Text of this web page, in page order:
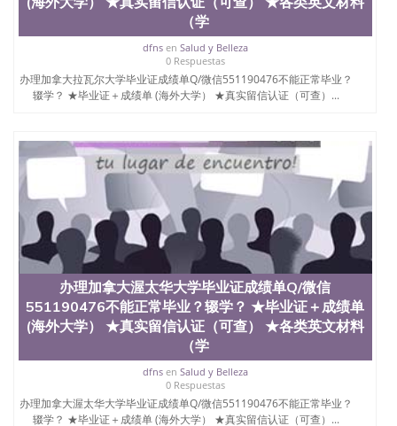
（学
dfnsen Salud y Belleza
0 Respuestas
办理加拿大拉瓦尔大学毕业证成绩单Q/微信551190476不能正常毕业？
辍学？ ★毕业证＋成绩单 (海外大学） ★真实留信认证（可查）...
办理加拿大渥太华大学毕业证成绩单Q/微信
551190476不能正常毕业？辍学？ ★毕业证＋成绩单
(海外大学） ★真实留信认证（可查） ★各类英文材料
（学
dfnsen Salud y Belleza
0 Respuestas
办理加拿大渥太华大学毕业证成绩单Q/微信551190476不能正常毕业？
辍学？ ★毕业证＋成绩单 (海外大学） ★真实留信认证（可查）...